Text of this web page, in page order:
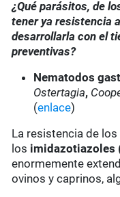
¿Qué parásitos, de
tener ya resistencia
desarrollarla con el
preventivas?
Nematodos
Ostertagia,
(enlace)
La resistencia de
los imidazotiazoles
enormemente
ovinos y caprinos,